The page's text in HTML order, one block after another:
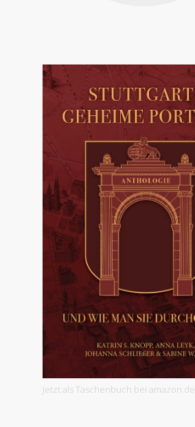
Jetzt als Taschenbuch bei amazon.de